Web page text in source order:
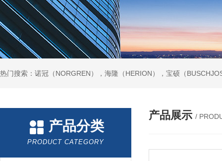
热门搜索：诺冠（NORGREN），海隆（HERION），宝硕（
产品分类
PRODUCT CATEGORY
产品展示 /